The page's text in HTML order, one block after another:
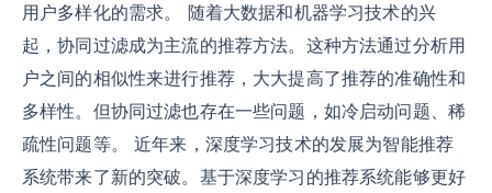
用户多样化的需求。 随着大数据和机器学习技术的兴
起，协同过滤成为主流的推荐方法。这种方法通过分析用
户之间的相似性来进行推荐，大大提高了推荐的准确性和
多样性。但协同过滤也存在一些问题，如冷启动问题、稀
疏性问题等。 近年来，深度学习技术的发展为智能推荐
系统带来了新的突破。基于深度学习的推荐系统能够更好